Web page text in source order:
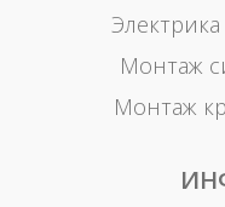
Монтаж
Монтаж